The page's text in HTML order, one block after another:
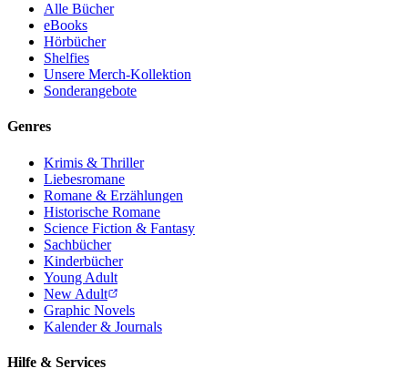
Alle Bücher
eBooks
Hörbücher
Shelfies
Unsere Merch-Kollektion
Sonderangebote
Genres
Krimis & Thriller
Liebesromane
Romane & Erzählungen
Historische Romane
Science Fiction & Fantasy
Sachbücher
Kinderbücher
Young Adult
New Adult
Graphic Novels
Kalender & Journals
Hilfe & Services